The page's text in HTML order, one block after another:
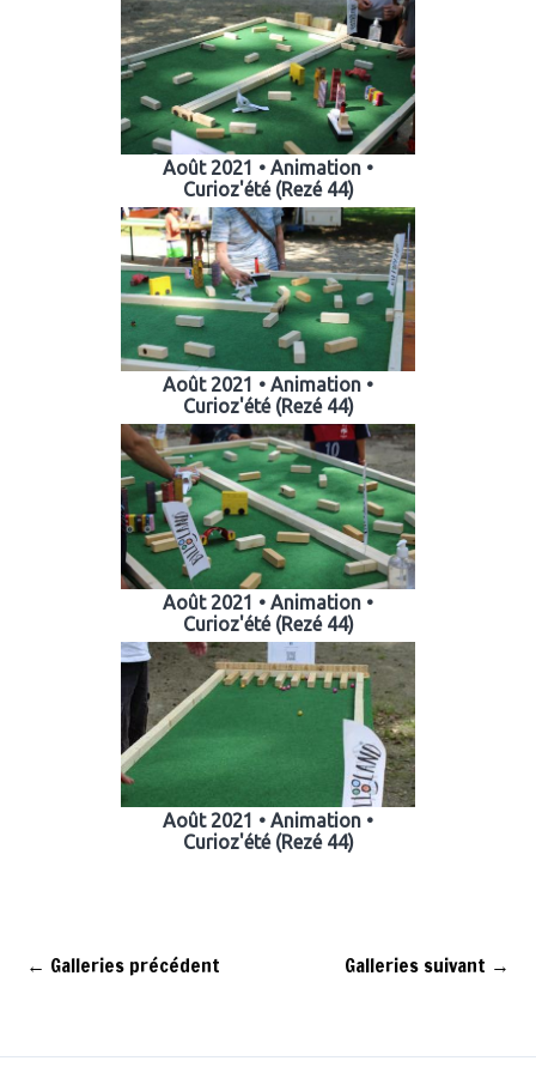
Août 2021 • Animation •
Curioz'été (Rezé 44)
Août 2021 • Animation •
Curioz'été (Rezé 44)
Août 2021 • Animation •
Curioz'été (Rezé 44)
Août 2021 • Animation •
Curioz'été (Rezé 44)
← Galleries précédent Galleries suivant →